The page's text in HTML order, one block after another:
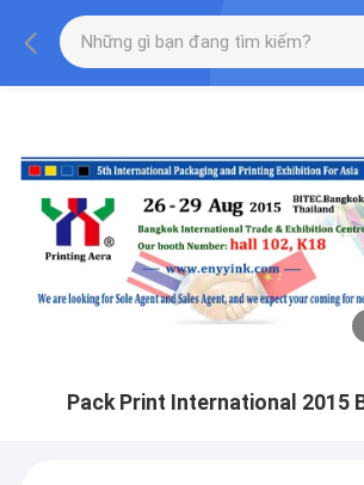
Pack Print International 2015